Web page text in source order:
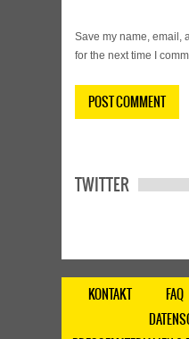
Save my name, email,
for the next time I
TWITTER
KONTAKT FAQ